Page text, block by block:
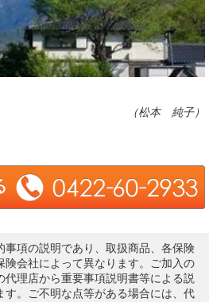
（松本 純子）
事項の説明であり、取扱商品、各保険
険会社によって異なります。ご加入の
代理店から重要事項説明書等による説
す。ご不明な点等がある場合には、代